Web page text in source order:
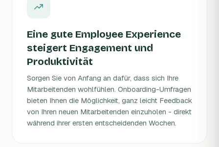
Eine gute Employee Experience
steigert Engagement und
Produktivität
Sorgen Sie von Anfang an dafür, dass sich Ihre
Mitarbeitenden wohlfühlen. Onboarding-Umfragen
bieten Ihnen die Möglichkeit, ganz leicht Feedback
von Ihren neuen Mitarbeitenden einzuholen - direkt
während ihrer ersten entscheidenden Wochen.